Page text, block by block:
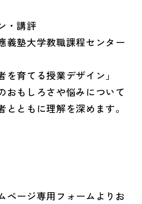
・講評
塾大学教職課程センター
育てる授業デザイン」
もしろさや悩みについて
ともに理解を深めます。
ページ専用フォームよりお